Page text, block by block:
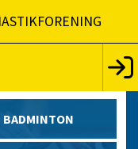
BADMINTON